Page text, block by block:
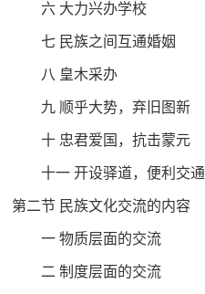
六 大力兴办学校
七 民族之间互通婚姻
八 皇木采办
九 顺乎大势，弃旧图新
十 忠君爱国，抗击蒙元
十一 开设驿道，便利交通
第二节 民族文化交流的内容
一 物质层面的交流
二 制度层面的交流